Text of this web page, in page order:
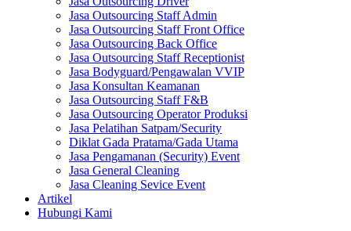
Jasa Outsourcing Staff Admin
Jasa Outsourcing Staff Front Office
Jasa Outsourcing Back Office
Jasa Outsourcing Staff Receptionist
Jasa Bodyguard/Pengawalan VVIP
Jasa Konsultan Keamanan
Jasa Outsourcing Staff F&B
Jasa Outsourcing Operator Produksi
Jasa Pelatihan Satpam/Security
Diklat Gada Pratama/Gada Utama
Jasa Pengamanan (Security) Event
Jasa General Cleaning
Jasa Cleaning Sevice Event
Artikel
Hubungi Kami